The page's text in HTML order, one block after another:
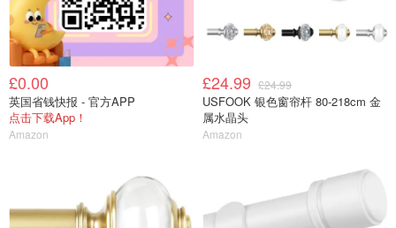
£0.00
英国省钱快报 - 官方APP
点击下载App！
Amazon
£24.99 £24.99
USFOOK 银色窗帘杆 80-218cm 金
属水晶头
Amazon